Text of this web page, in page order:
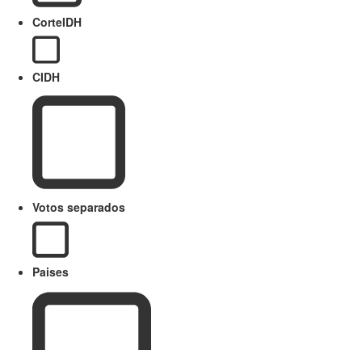
CorteIDH
CIDH
Votos separados
Paises